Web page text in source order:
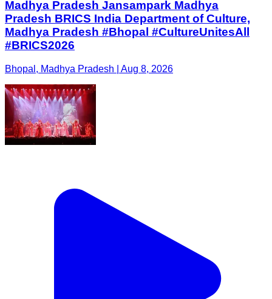
Madhya Pradesh Jansampark Madhya
Pradesh BRICS India Department of Culture,
Madhya Pradesh #Bhopal #CultureUnitesAll
#BRICS2026
Bhopal, Madhya Pradesh | Aug 8, 2026